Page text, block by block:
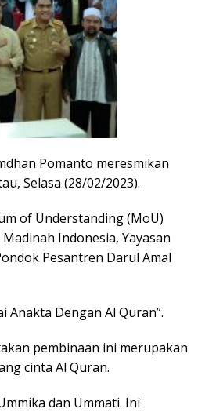
Pomanto meresmikan
Selasa (28/02/2023).
of Understanding (MoU)
Indonesia, Yayasan
Pesantren Darul Amal
Anakta Dengan Al Quran”.
pembinaan ini merupakan
cinta Al Quran.
dan Ummati. Ini